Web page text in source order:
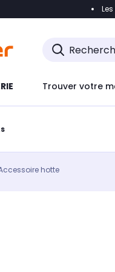
Accéder
Trouver votre
hotte